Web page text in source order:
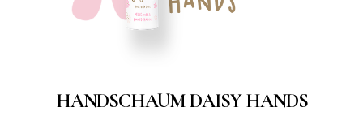
HANDSCHAUM DAISY HANDS